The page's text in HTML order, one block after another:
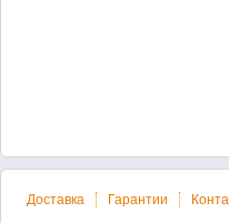
Доставка Гарантии